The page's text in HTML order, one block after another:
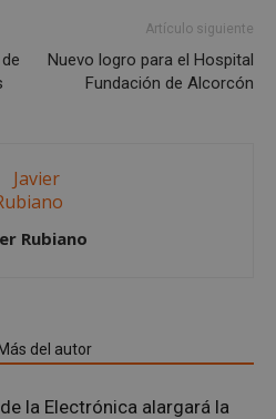
Artículo siguiente
Nuevo logro para el Hospital
Fundación de Alcorcón
Rubiano
Más del autor
la Electrónica alargará la
Amazon.com